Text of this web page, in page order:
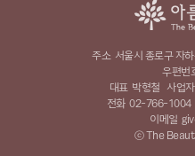
주소 서울시 종로구 자
우편번
대표 박형철 사업
전화 02-766-1004
이메일
ⓒ The